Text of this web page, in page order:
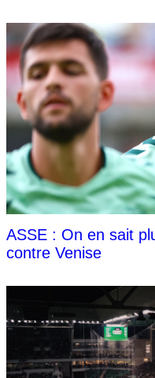
ASSE : On en sait
contre Venise